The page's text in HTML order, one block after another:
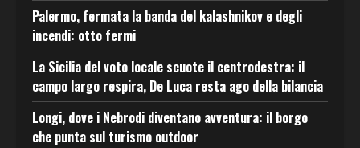
Palermo, fermata la banda del kalashnikov e degli
incendi: otto fermi
La Sicilia del voto locale scuote il centrodestra: il
campo largo respira, De Luca resta ago della bilancia
Longi, dove i Nebrodi diventano avventura: il borgo
che punta sul turismo outdoor